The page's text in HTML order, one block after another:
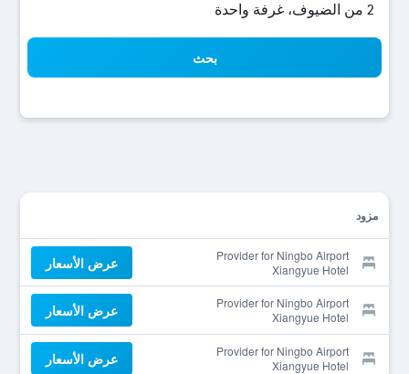
2 من الضيوف، غرفة واحدة
بحث
مزود
Provider for Ningbo Airport
Xiangyue Hotel
عرض الأسعار
Provider for Ningbo Airport
Xiangyue Hotel
عرض الأسعار
Provider for Ningbo Airport
Xiangyue Hotel
عرض الأسعار